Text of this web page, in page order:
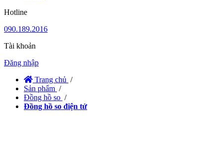
Hotline
090.189.2016
Tài khoản
Đăng nhập
Trang chủ /
Sản phẩm /
Đồng hồ so /
Đồng hồ so điện tử